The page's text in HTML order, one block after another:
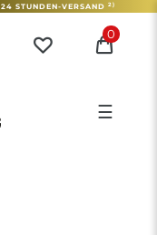
24 STUNDEN-VERSAND 2)
0
☰